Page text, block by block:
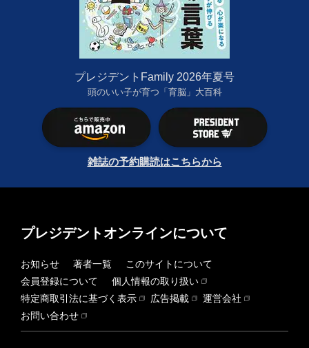
プレジデントFamily 2026年夏号
頭のいい子が育つ「育脳」大百科
雑誌の予約購読はこちらから
プレジデントオンラインについて
お知らせ 著者一覧
このサイトについて
会員登録について
個人情報の取り扱い
特定商取引法に基づく表示
広告掲載
運営会社
お問い合わせ